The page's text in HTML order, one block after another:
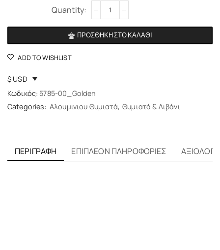
ΠΡΟΣΘΉΚΗ ΣΤΟ ΚΑΛΆΘΙ
Alternative:
ADD TO WISHLIST
$ USD
Κωδικός: 5785-00_Golden
Categories: Αλουμινιου Θυμιατά, Θυμιατά & Λιβάνι
ΠΕΡΙΓΡΑΦΉ ΕΠΙΠΛΈΟΝ ΠΛΗΡΟΦΟΡΊΕΣ